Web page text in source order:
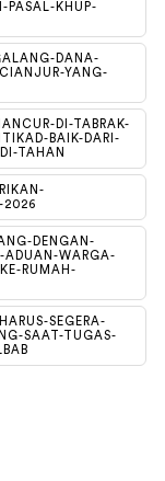
PASAL-KHUP-
DANA-
YANG-
DI-TABRAK-
BAIK-DARI-
TAHAN
2026
DENGAN-
ADUAN-WARGA-
RUMAH-
SEGERA-
SAAT-TUGAS-